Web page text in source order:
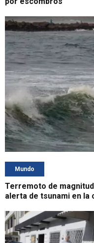
Mundo
Terremoto de
alerta de tsunami en la